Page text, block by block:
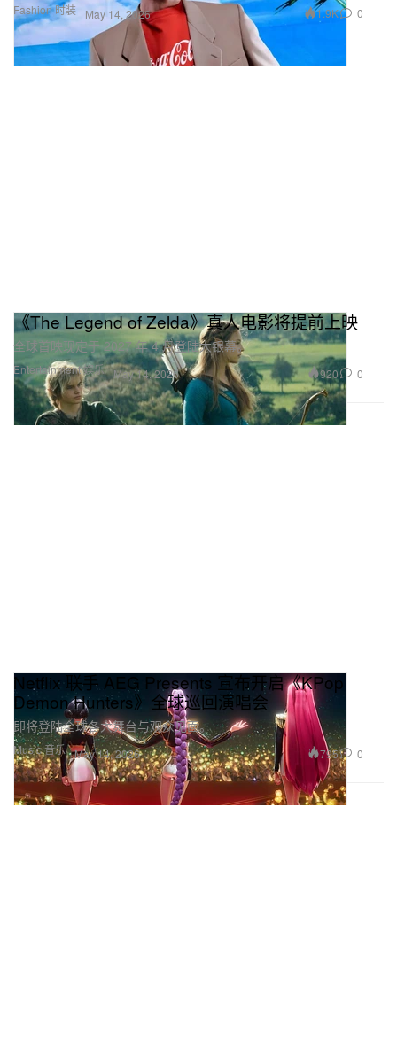
Fashion 时装 May 14, 2026 1.9K 0
Entertainment 娱乐
《The Legend of Zelda》真人电影将提前上映
全球首映现定于 2027 年 4 月登陆大银幕。
May 14, 2026 920 0
Music 音乐
Netflix 联手 AEG Presents 宣布开启《KPop
Demon Hunters》全球巡回演唱会
即将登陆全球各大舞台与观众见面。
May 14, 2026 795 0